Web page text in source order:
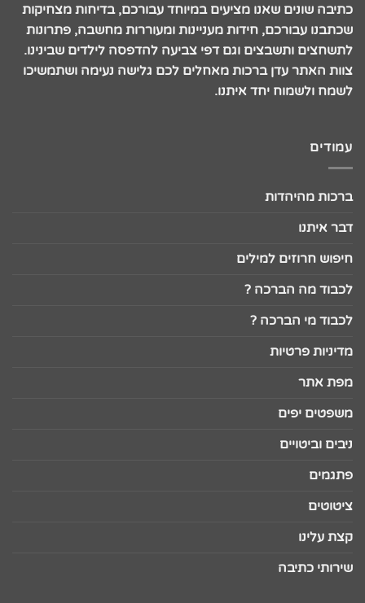
כתיבה שונים שאנו מציעים במיוחד עבורכם, בדיחות מצחיקות
שכתבנו עבורכם, חידות מעניינות ומעוררות מחשבה, פתרונות
לתשחצים ותשבצים וגם דפי צביעה להדפסה לילדים שבינינו.
צוות האתר עדן ברכות מאחלים לכם גלישה נעימה ושתמשיכו
לשמח ולשמוח יחד איתנו.
עמודים
ברכות מהיהדות
דבר איתנו
חיפוש חרוזים למילים
לכבוד מה הברכה ?
לכבוד מי הברכה ?
מדיניות פרטיות
מפת אתר
משפטים יפים
ניבים וביטויים
פתגמים
ציטוטים
קצת עלינו
שירותי כתיבה